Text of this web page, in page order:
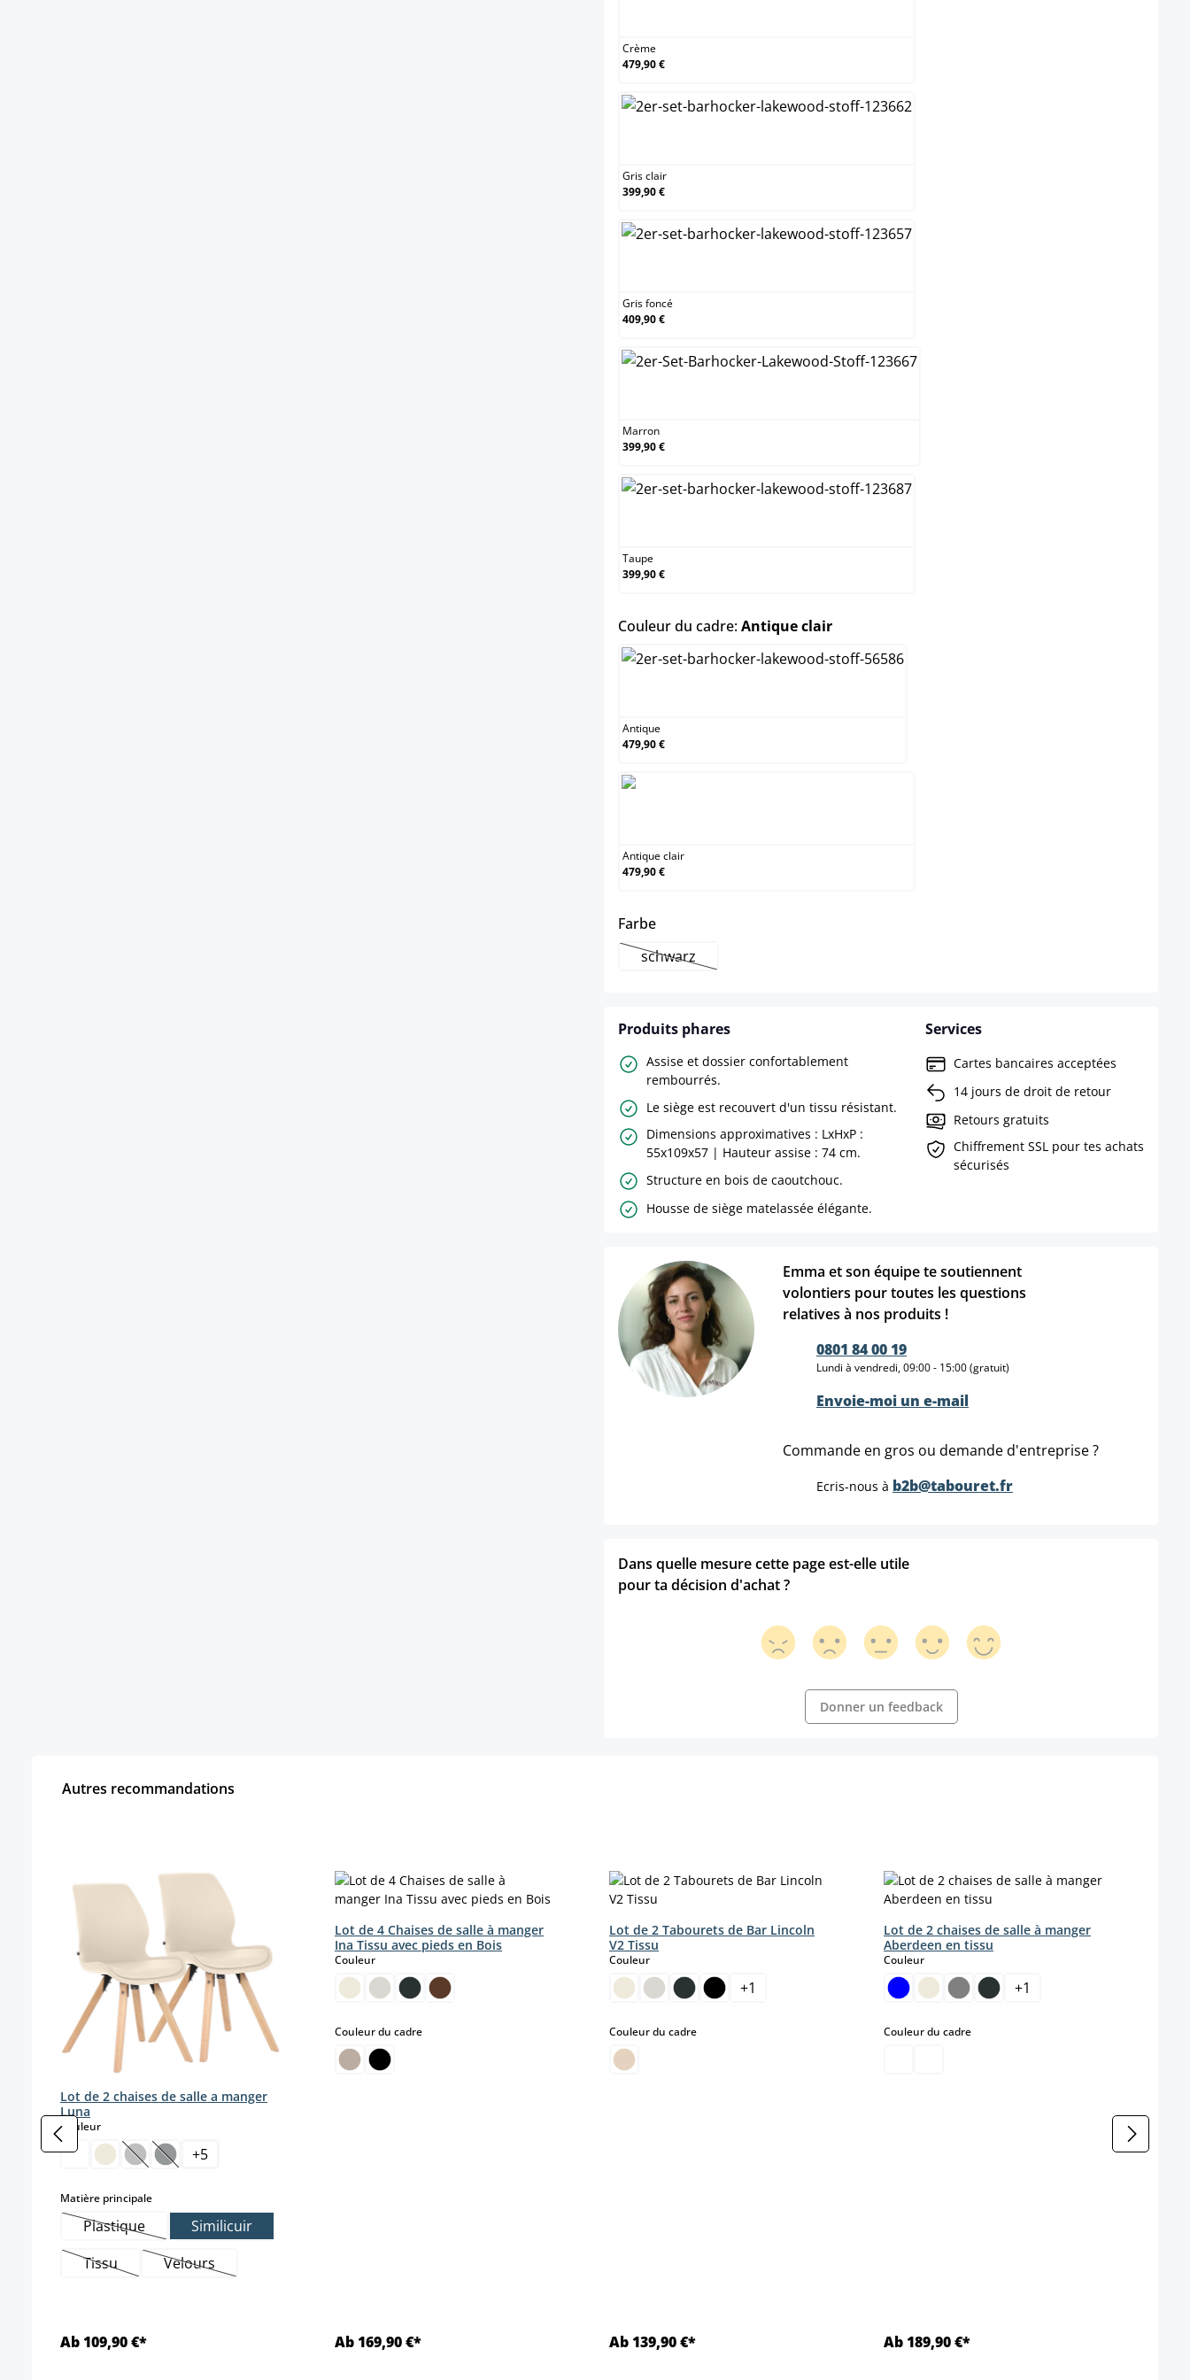
Crème
479,90 €
Gris clair
399,90 €
Gris foncé
409,90 €
Marron
399,90 €
Taupe
399,90 €
Couleur du cadre:Antique clairselect
Antique
479,90 €
Antique clair
479,90 €
Farbeselect
schwarz(Cette option n'est pas disponible pour le moment.)
Produits phares
Assise et dossier confortablement
rembourrés.
Le siège est recouvert d'un tissu résistant.
Dimensions approximatives : LxHxP :
55x109x57 | Hauteur assise : 74 cm.
Structure en bois de caoutchouc.
Housse de siège matelassée élégante.
Services
Cartes bancaires acceptées
14 jours de droit de retour
Retours gratuits
Chiffrement SSL pour tes achats
sécurisés
Emma et son équipe te soutiennent
volontiers pour toutes les questions
relatives à nos produits !
0801 84 00 19
Lundi à vendredi, 09:00 - 15:00 (gratuit)
Envoie-moi un e-mail
Commande en gros ou demande d'entreprise ?
Ecris-nous à b2b@tabouret.fr
Dans quelle mesure cette page est-elle utile
pour ta décision d'achat ?
Donner un feedback
Autres recommandations
Lot de 2 chaises de salle a manger
Luna
Couleurselect
(Cette option n'est pas disponible pour le moment.)
(Cette option n'est pas disponible pour le moment.)
+5
Matière principaleselect
Plastique(Cette option n'est pas disponible pour le moment.)
Similicuir
Tissu(Cette option n'est pas disponible pour le moment.)
Velours(Cette option n'est pas disponible pour le moment.)
Ab 109,90 €*
Lot de 4 Chaises de salle à manger
Ina Tissu avec pieds en Bois
Couleurselect
Couleur du cadreselect
Ab 169,90 €*
Lot de 2 Tabourets de Bar Lincoln
V2 Tissu
Couleurselect
+1
Couleur du cadreselect
Ab 139,90 €*
Lot de 2 chaises de salle à manger
Aberdeen en tissu
Couleurselect
+1
Couleur du cadreselect
Ab 189,90 €*